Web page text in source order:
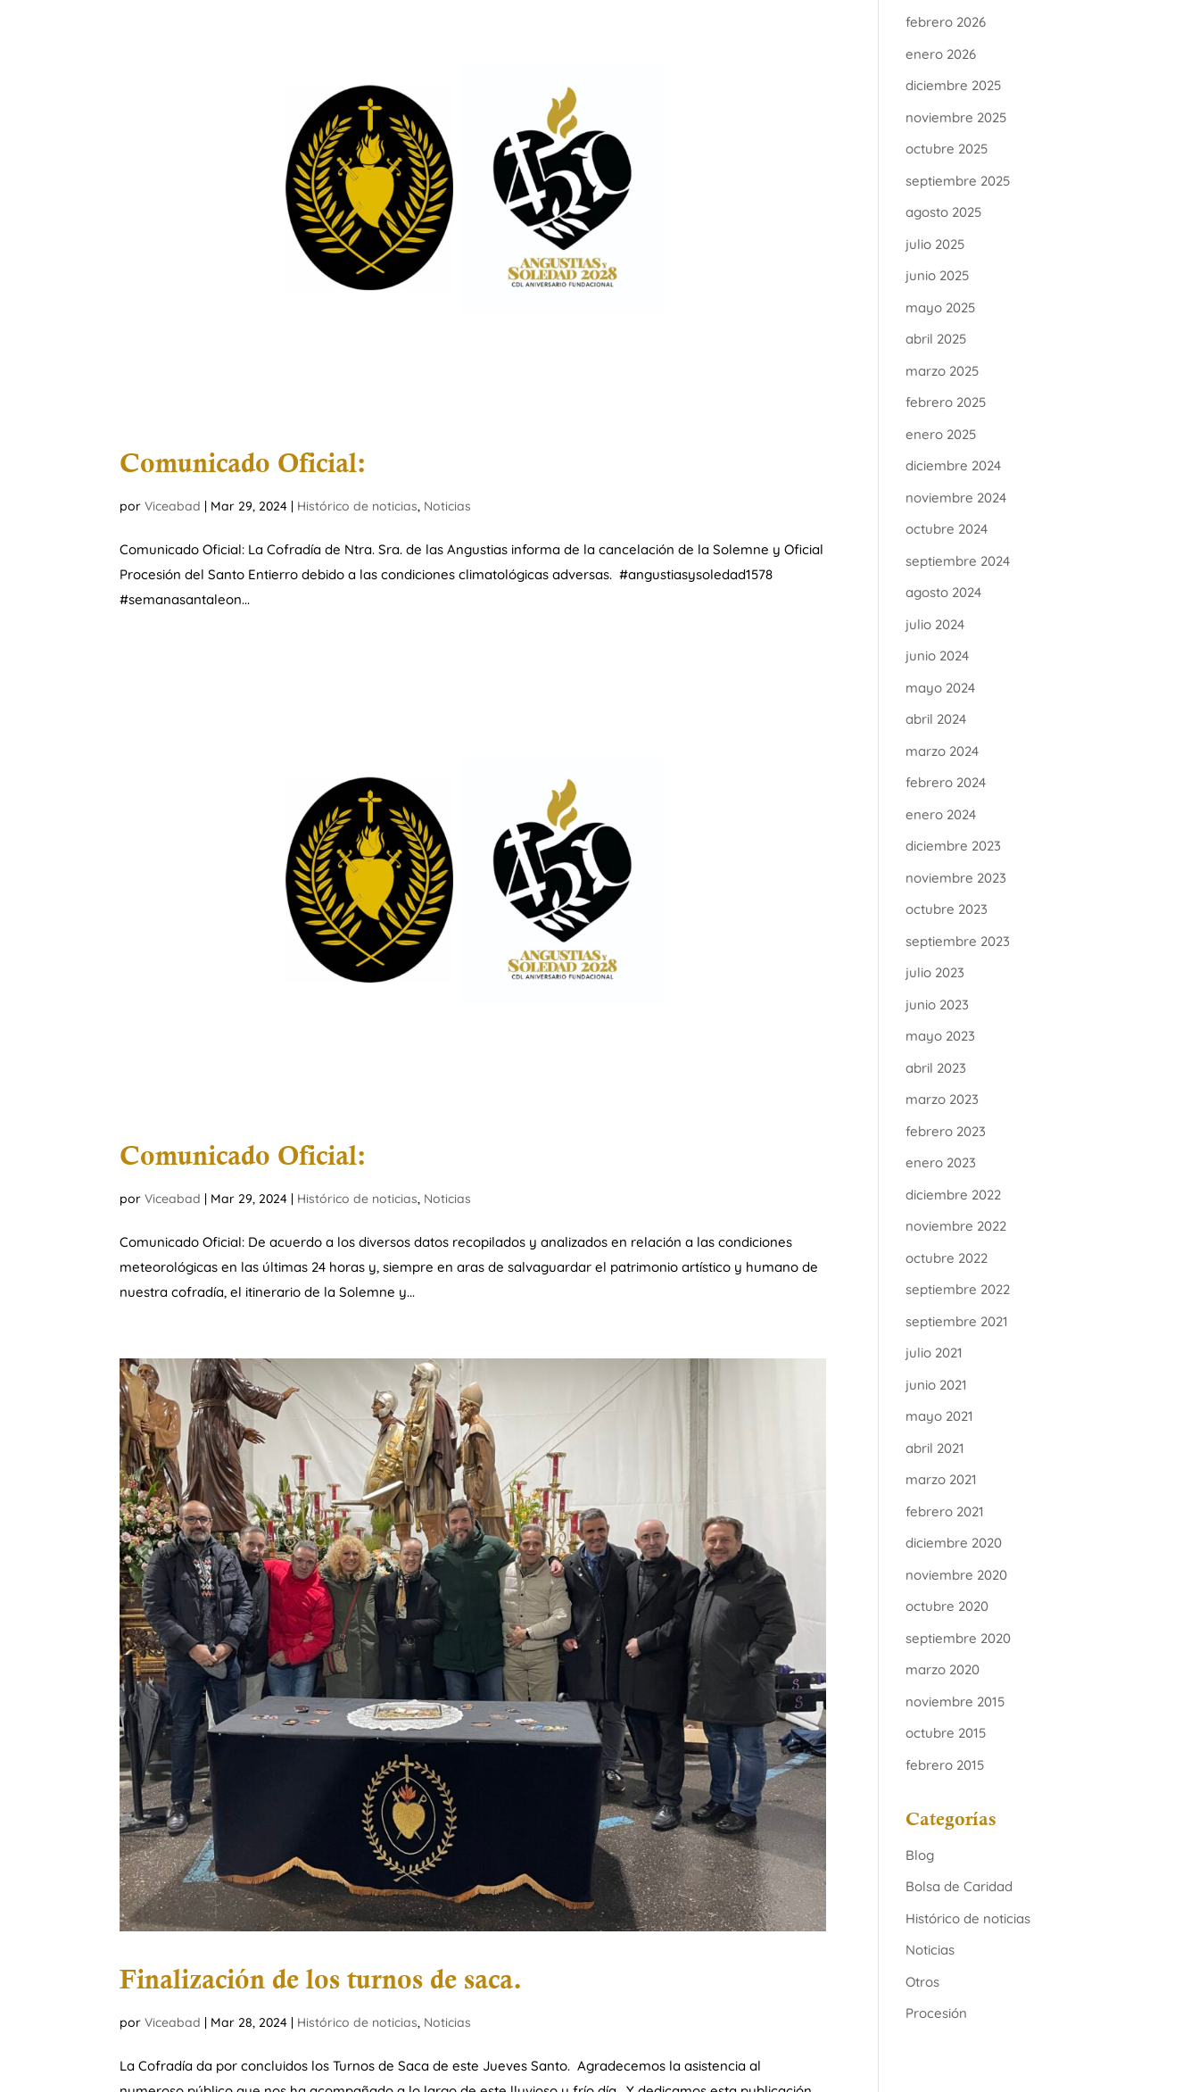
Comunicado Oficial:
porViceabad Mar 29, 2024 Histórico de noticias, Noticias
Comunicado Oficial: La Cofradía de Ntra. Sra. de las Angustias informa de la cancelación de la Solemne y Oficial
Procesión del Santo Entierro debido a las condiciones climatológicas adversas. #angustiasysoledad1578
#semanasantaleon...
Comunicado Oficial:
porViceabad | Mar 29, 2024 | Histórico de noticias, Noticias
Comunicado Oficial: De acuerdo a los diversos datos recopilados y analizados en relación a las condiciones
meteorológicas en las últimas 24 horas y, siempre en aras de salvaguardar el patrimonio artístico y humano de
nuestra cofradía, el itinerario de la Solemne y...
Finalización de los turnos de saca.
porViceabad | Mar 28, 2024 | Histórico de noticias, Noticias
La Cofradía da por concluidos los Turnos de Saca de este Jueves Santo. Agradecemos la asistencia al
febrero 2026
enero 2026
diciembre 2025
noviembre 2025
octubre 2025
septiembre 2025
agosto 2025
julio 2025
junio 2025
mayo 2025
abril 2025
marzo 2025
febrero 2025
enero 2025
diciembre 2024
noviembre 2024
octubre 2024
septiembre 2024
agosto 2024
julio 2024
junio 2024
mayo 2024
abril 2024
marzo 2024
febrero 2024
enero 2024
diciembre 2023
noviembre 2023
octubre 2023
septiembre 2023
julio 2023
junio 2023
mayo 2023
abril 2023
marzo 2023
febrero 2023
enero 2023
diciembre 2022
noviembre 2022
octubre 2022
septiembre 2022
septiembre 2021
julio 2021
junio 2021
mayo 2021
abril 2021
marzo 2021
febrero 2021
diciembre 2020
noviembre 2020
octubre 2020
septiembre 2020
marzo 2020
noviembre 2015
octubre 2015
febrero 2015
Categorías
Blog
Bolsa de Caridad
Histórico de noticias
Noticias
Otros
Procesión